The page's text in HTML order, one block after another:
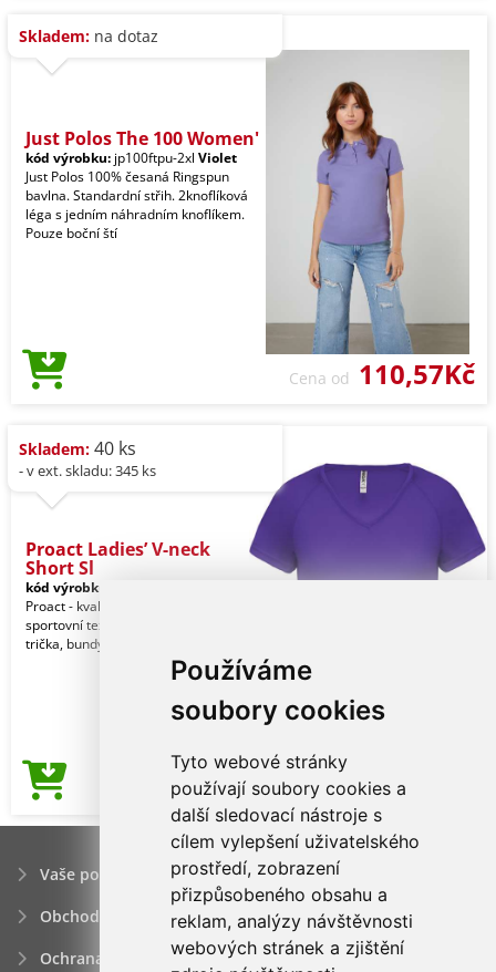
Používáme
soubory cookies
Tyto webové stránky
používají soubory cookies a
další sledovací nástroje s
cílem vylepšení uživatelského
prostředí, zobrazení
přizpůsobeného obsahu a
reklam, analýzy návštěvnosti
webových stránek a zjištění
Skladem: na dotaz
Just Polos The 100 Women'
kód výrobku: jp100ftpu-2xl Violet
Just Polos 100% česaná Ringspun
bavlna. Standardní střih. 2knoflíková
léga s jedním náhradním knoflíkem.
Pouze boční ští
Cena od 110,57Kč
Skladem: 40 ks
- v ext. skladu: 345 ks
Proact Ladies’ V-neck
Short Sl
kód výrobku:
Proact - kvalitní značkový reklamní
sportovní textil pro ženy. Kalhoty,
trička, bundy, vesty, šortky a jiné.
Cena od111,27Kč
Vaše poptávka
Obchodní podmínky
Ochrana osobních údajú